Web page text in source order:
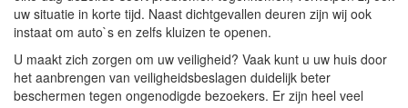
uw situatie in korte tijd. Naast dichtgevallen deuren zijn wij ook
instaat om auto`s en zelfs kluizen te openen.
U maakt zich zorgen om uw veiligheid? Vaak kunt u uw huis door
het aanbrengen van veiligheidsbeslagen duidelijk beter
beschermen tegen ongenodigde bezoekers. Er zijn heel veel